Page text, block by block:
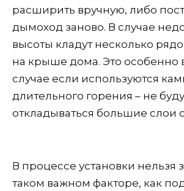
расширить вручную, либо
дымоход заново. В случае
высоты кладут несколько
на крыше дома. Это особенно
случае если используются
длительного горения – не
откладываться большие слои
В процессе установки нельзя
таком важном факторе, как